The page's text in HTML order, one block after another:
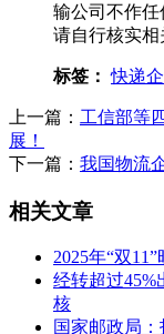
输公司不作
请自行核实相
标签： 快递
上一篇： 工信部等
展！
下一篇： 我国物流
相关文章
2025年“双
经转超过
核
国家邮政局